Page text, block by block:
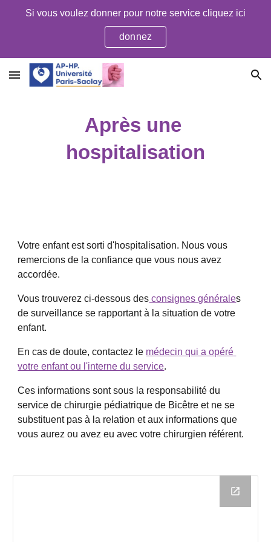
Si vous voulez donner pour notre service cliquez ici
donnez
Après une
hospitalisation
Votre enfant est sorti d'hospitalisation. Nous vous
remercions de la confiance que vous nous avez
accordée.
Vous trouverez ci-dessous des consignes générales
de surveillance se rapportant à la situation de votre
enfant.
En cas de doute, contactez le médecin qui a opéré
votre enfant ou l'interne du service.
Ces informations sont sous la responsabilité du
service de chirurgie pédiatrique de Bicêtre et ne se
substituent pas à la relation et aux informations que
vous aurez ou avez eu avec votre chirurgien référent.